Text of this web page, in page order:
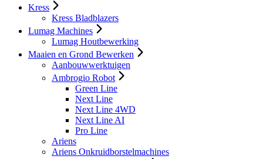
Kress
Kress Bladblazers
Lumag Machines
Lumag Houtbewerking
Maaien en Grond Bewerken
Aanbouwwerktuigen
Ambrogio Robot
Green Line
Next Line
Next Line 4WD
Next Line AI
Pro Line
Ariens
Ariens Onkruidborstelmachines